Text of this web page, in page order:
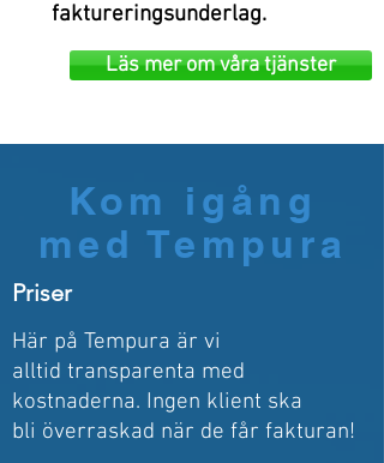
faktureringsunderlag.
Läs mer om våra tjänster
Kom igång
med Tempura
Priser
Här på Tempura är vi
alltid transparenta med
kostnaderna. Ingen klient ska
bli överraskad när de får fakturan!